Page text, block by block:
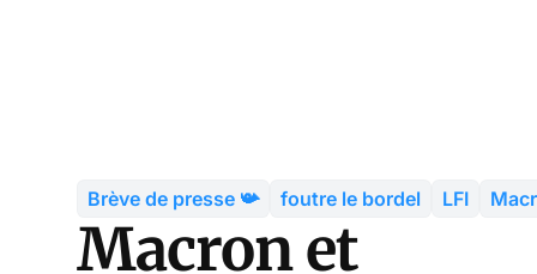
Brève de presse 📯 foutre le bordel LFI
Macron et